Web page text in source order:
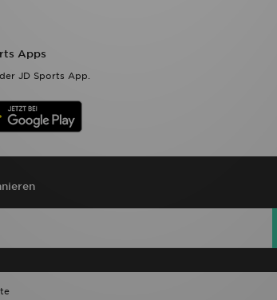
Apps
JD Sports App.